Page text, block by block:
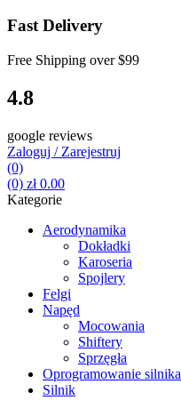
Fast Delivery
Free Shipping over$99
4.8
google reviews
Zaloguj / Zarejestruj
(0)
(0) zł0.00
Kategorie
Aerodynamika
Dokładki
Karoseria
Spojlery
Felgi
Napęd
Mocowania
Shiftery
Sprzęgła
Oprogramowanie silnika
Silnik